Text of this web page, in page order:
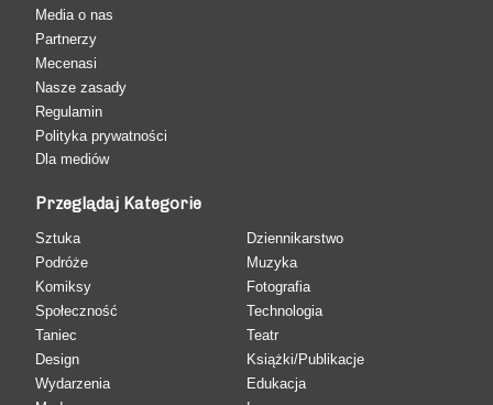
Media o nas
Partnerzy
Mecenasi
Nasze zasady
Regulamin
Polityka prywatności
Dla mediów
Przeglądaj Kategorie
Sztuka
Podróże
Komiksy
Społeczność
Taniec
Design
Wydarzenia
Dziennikarstwo
Muzyka
Fotografia
Technologia
Teatr
Książki/Publikacje
Edukacja